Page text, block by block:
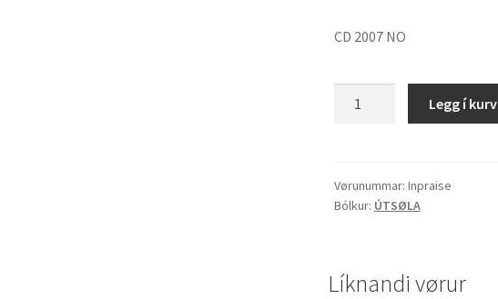
CD 2007 NO
Legg í kurv
Vørunummar: Inpraise
Bólkur: ÚTSØLA
Líknandi vørur